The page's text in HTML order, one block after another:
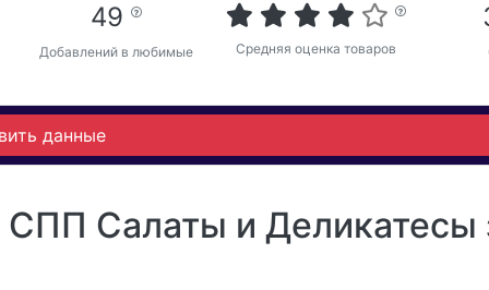
49
Добавлений в любимые Средняя оценка товаров
данные
Салаты и Деликатесы